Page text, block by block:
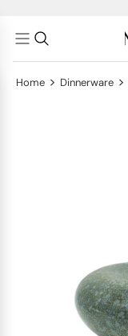
Home > Dinnerware >